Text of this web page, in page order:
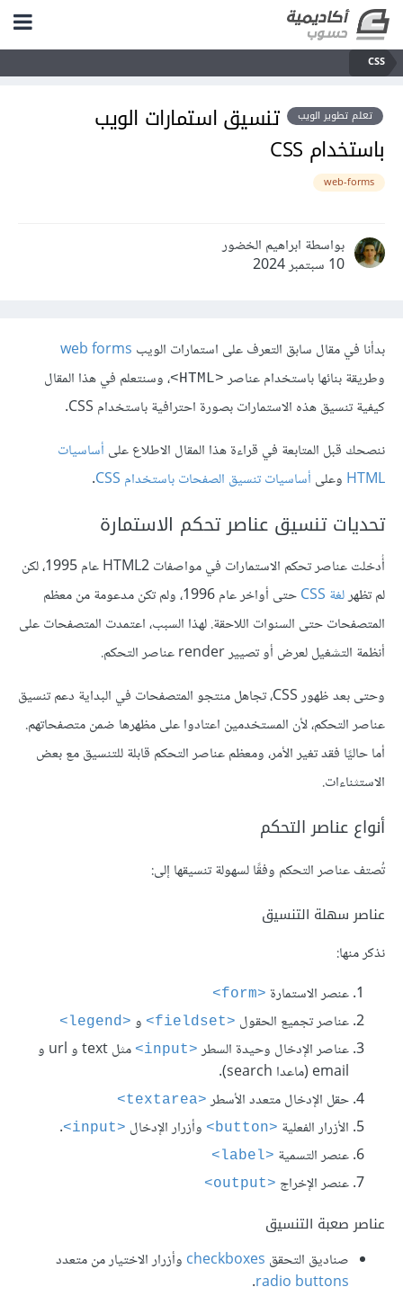
CSS
تعلم تطوير الويب
تنسيق استمارات الويب
باستخدام CSS
web-forms
بواسطة ابراهيم الخضور
10 سبتمبر 2024
بدأنا في مقال سابق التعرف على استمارات الويب web forms
وطريقة بنائها باستخدام عناصر <HTML>
، وسنتعلم في هذا المقال
كيفية تنسيق هذه الاستمارات بصورة احترافية باستخدام CSS.
ننصحك قبل المتابعة في قراءة هذا المقال الاطلاع على أساسيات
HTML وعلى أساسيات تنسيق الصفحات باستخدام CSS .
تحديات تنسيق عناصر تحكم الاستمارة
أُدخلت عناصر تحكم الاستمارات في مواصفات HTML2 عام 1995، لكن
لم تظهرلغة CSS
حتى أواخر عام 1996، ولم تكن مدعومة من معظم
المتصفحات حتى السنوات اللاحقة. لهذا السبب، اعتمدت المتصفحات على
أنظمة التشغيل لعرض أو تصيير render عناصر التحكم.
وحتى بعد ظهور CSS، تجاهل منتجو المتصفحات في البداية دعم تنسيق
عناصر التحكم، لأن المستخدمين اعتادوا على مظهرها ضمن متصفحاتهم.
أما حاليًا فقد تغير اﻷمر، ومعظم عناصر التحكم قابلة للتنسيق مع بعض
الاستثناءات.
أنواع عناصر التحكم
تُصتف عناصر التحكم وفقًا لسهولة تنسيقها إلى:
عناصر سهلة التنسيق
نذكر منها:
عنصر الاستمارة <form>
عناصر تجميع الحقول <fieldset> و <legend>
عناصر اﻹدخال وحيدة السطر <input>
مثل text و url و
email (ماعدا search).
حقل الإدخال متعدد الأسطر <textarea>
اﻷزرار الفعلية <button> وأزرار الإدخال <input>
.
عنصر التسمية <label>
عنصر الإخراج <output>
عناصر صعبة التنسيق
صناديق التحقق checkboxes وأزرار الاختيار من متعدد
radio buttons
.